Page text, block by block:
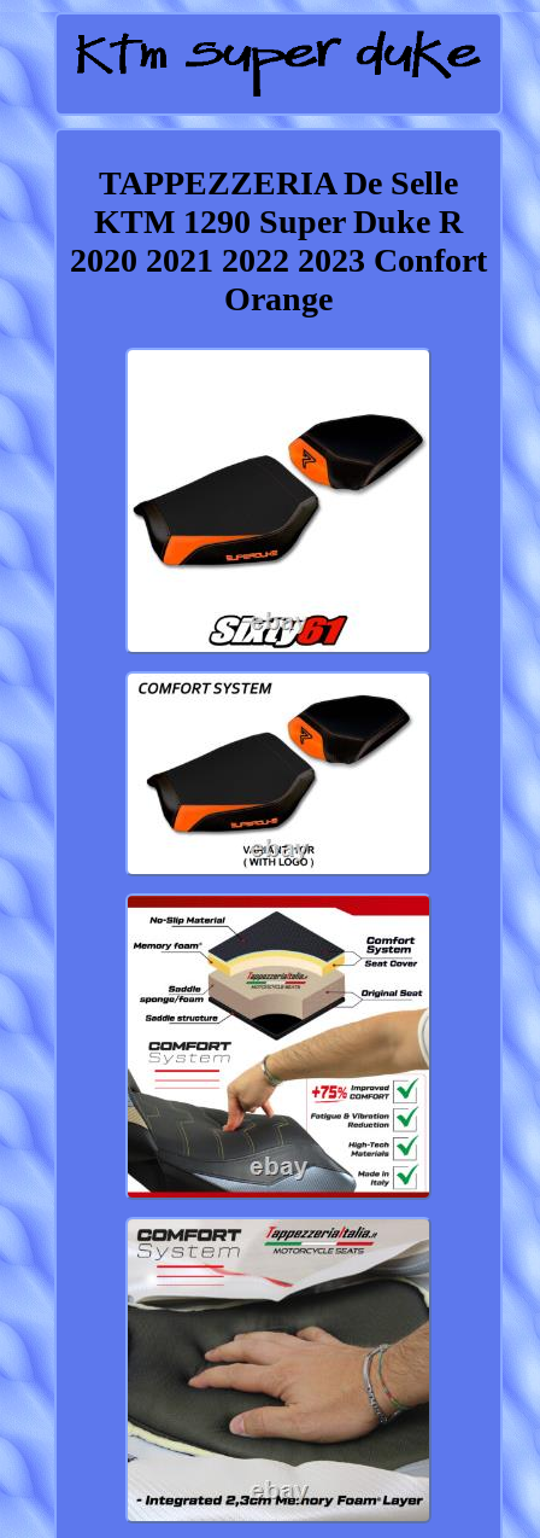
TAPPEZZERIA De Selle
KTM 1290 Super Duke R
2020 2021 2022 2023 Confort
Orange